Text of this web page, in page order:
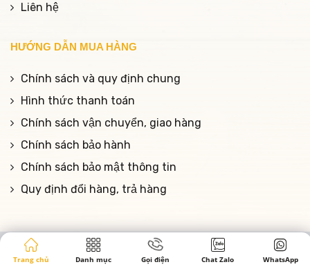
Liên hệ
HƯỚNG DẪN MUA HÀNG
Chính sách và quy định chung
Hình thức thanh toán
Chính sách vận chuyển, giao hàng
Chính sách bảo hành
Chính sách bảo mật thông tin
Quy định đổi hàng, trả hàng
Copyrights © Phòng Khám Da Liễu Foxy M.D - Dr Hưng
Nguyễn |
Designed by Song Lê
Trang chủ Danh mục Gọi điện Chat Zalo WhatsApp